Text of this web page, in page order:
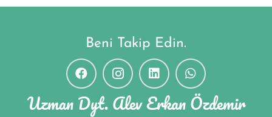
Beni Takip Edin.
Uzman Dyt. Alev Erkan Özdemir